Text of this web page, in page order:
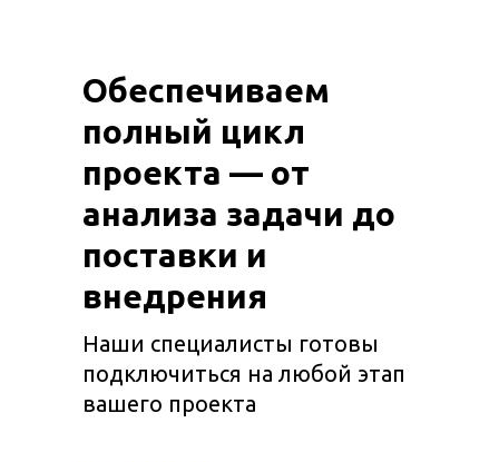
Обеспечиваем
полный цикл
проекта — от
анализа задачи до
поставки и
внедрения
Наши специалисты готовы
подключиться на любой этап
вашего проекта